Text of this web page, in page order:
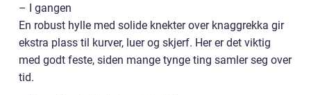
– I gangen
En robust hylle med solide knekter over knaggrekka gir
ekstra plass til kurver, luer og skjerf. Her er det viktig
med godt feste, siden mange tynge ting samler seg over
tid.